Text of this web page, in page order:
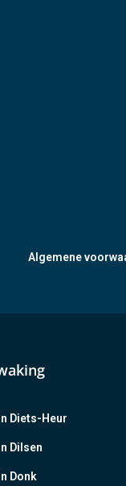
Algemene
Diets-Heur
Dilsen
Donk